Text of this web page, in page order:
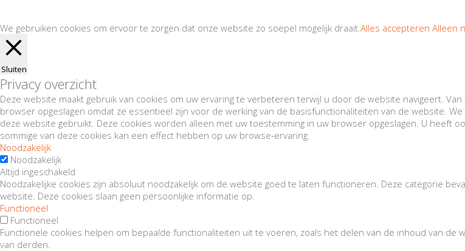
We gebruiken cookies om ervoor te zorgen dat onze website zo soepel mogelijk draait.Alles accepteren Alleen
Sluiten
Privacy overzicht
Deze website maakt gebruik van cookies om uw ervaring te verbeteren terwijl u door de website navigeert.
browser opgeslagen omdat ze essentieel zijn voor de werking van de basisfunctionaliteiten van de website.
deze website gebruikt. Deze cookies worden alleen met uw toestemming in uw browser opgeslagen. U heeft
sommige van deze cookies kan een effect hebben op uw browse-ervaring.
Noodzakelijk
Noodzakelijk
Altijd ingeschakeld
Noodzakelijke cookies zijn absoluut noodzakelijk om de website goed te laten functioneren. Deze categorie
website. Deze cookies slaan geen persoonlijke informatie op.
Functioneel
Functioneel
Functionele cookies helpen om bepaalde functionaliteiten uit te voeren, zoals het delen van de inhoud van
van derden.